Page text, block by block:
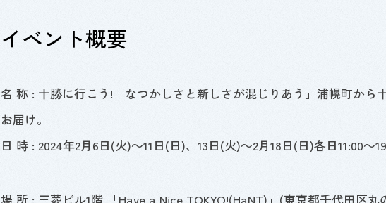
イベント概要
名 称 : 十勝に行こう!「なつかしさと新しさが混じりあう」浦幌町から
お届け。
日 時 : 2024年2月 6日(火)～11 日(日)、 13日(火)～2月18日(日)各日11:00～
場 所 : 三菱ビル1階 「Have a Nice TOKYO!(HaNT) 」(東京都千代田区丸